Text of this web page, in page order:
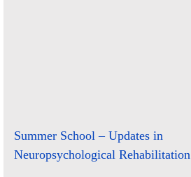
Summer School – Updates in
Neuropsychological Rehabilitation